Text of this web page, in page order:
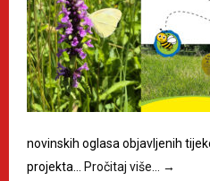
novinskih oglasa objavljenih
projekta…
Pročitaj više… →